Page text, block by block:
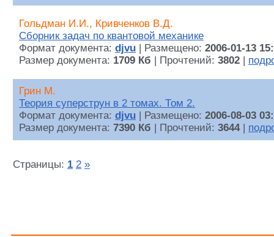
Гольдман И.И., Кривченков В.Д.
Сборник задач по квантовой механике
Формат документа: djvu | Размещено: 2006-01-13
Размер документа: 1709 Кб | Прочтений: 3802
Грин М.
Теория суперструн в 2 томах. Том 2.
Формат документа: djvu | Размещено: 2006-08-03
Размер документа: 7390 Кб | Прочтений: 3644|
Страницы: 1 2 »